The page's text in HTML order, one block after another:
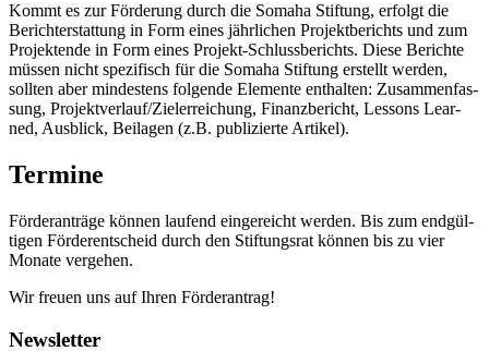
Kommt es zur För­de­rung durch die Somaha Stif­tung, erfolgt die
Bericht­erstat­tung in Form eines jähr­li­chen Pro­jekt­be­richts und zum
Pro­jek­tende in Form eines Pro­­jekt-Schlus­s­­be­richts. Diese Berichte
müs­sen nicht spe­zi­fisch für die Somaha Stif­tung erstellt wer­den,
soll­ten aber min­des­tens fol­gende Ele­mente ent­hal­ten: Zusam­men­fas­
sung, Projektverlauf/Zielerreichung, Finanz­be­richt, Les­sons Lear­
ned, Aus­blick, Bei­la­gen (z.B. publi­zierte Arti­kel).
Termine
För­der­an­träge kön­nen lau­fend ein­ge­reicht wer­den. Bis zum end­gül­
ti­gen För­der­ent­scheid durch den Stif­tungs­rat kön­nen bis zu vier
Monate ver­ge­hen.
Wir freuen uns auf Ihren För­der­an­trag!
Newsletter